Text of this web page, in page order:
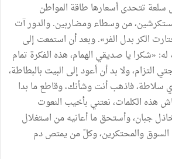
تتحدى أسعارها طاقة المواطن
من وسطاء ومضاربين. والدور آت
الكر بدل الفر». وبعد أن استمعت إلى
«شكرا يا صديقي الهمام، هذه الفكرة تمام
التزام، ولا بد أن أعود إلى البيت بالبطاطة،
سلاطة، فاذهب أنت وشأنك، وقاطع ما بدا
هذه الكلمات، نعتني بأخيب النعوت
جبان، وأستحق ما أعانيه من استغلال
والمحتكرين، وكلّ من يمتص دم